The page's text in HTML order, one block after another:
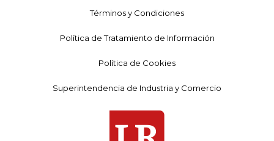
Términos y Condiciones
Política de Tratamiento de Información
Política de Cookies
Superintendencia de Industria y Comercio